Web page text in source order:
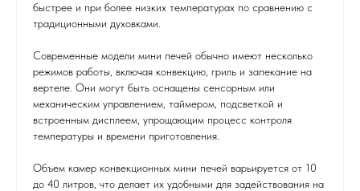
быстрее и при более низких температурах по сравнению с
традиционными духовками.
Современные модели мини печей обычно имеют несколько
режимов работы, включая конвекцию, гриль и запекание на
вертеле. Они могут быть оснащены сенсорным или
механическим управлением, таймером, подсветкой и
встроенным дисплеем, упрощающим процесс контроля
температуры и времени приготовления.
Объем камер конвекционных мини печей варьируется от 10
до 40 литров, что делает их удобными для задействования на